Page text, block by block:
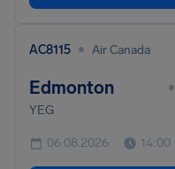
AC8115 • Air Canada
Edmonton •
YEG
06.08.2026 14:00